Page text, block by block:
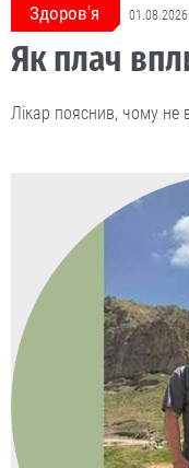
Здоров'я 01.08.2026
Як плач
Лікар пояснив, чому не